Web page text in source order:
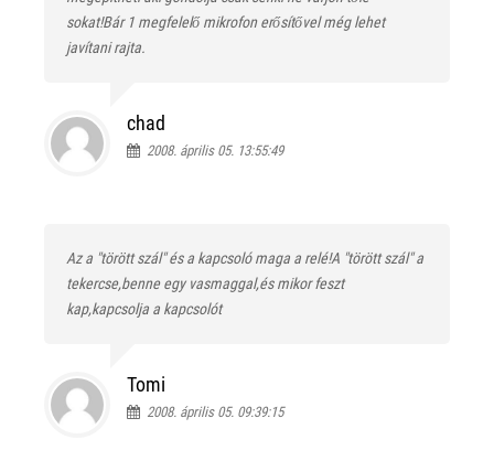
sokat!Bár 1 megfelelő mikrofon erősítővel még lehet
javítani rajta.
chad
2008. április 05. 13:55:49
Az a "törött szál" és a kapcsoló maga a relé!A "törött szál" a
tekercse,benne egy vasmaggal,és mikor feszt
kap,kapcsolja a kapcsolót
Tomi
2008. április 05. 09:39:15